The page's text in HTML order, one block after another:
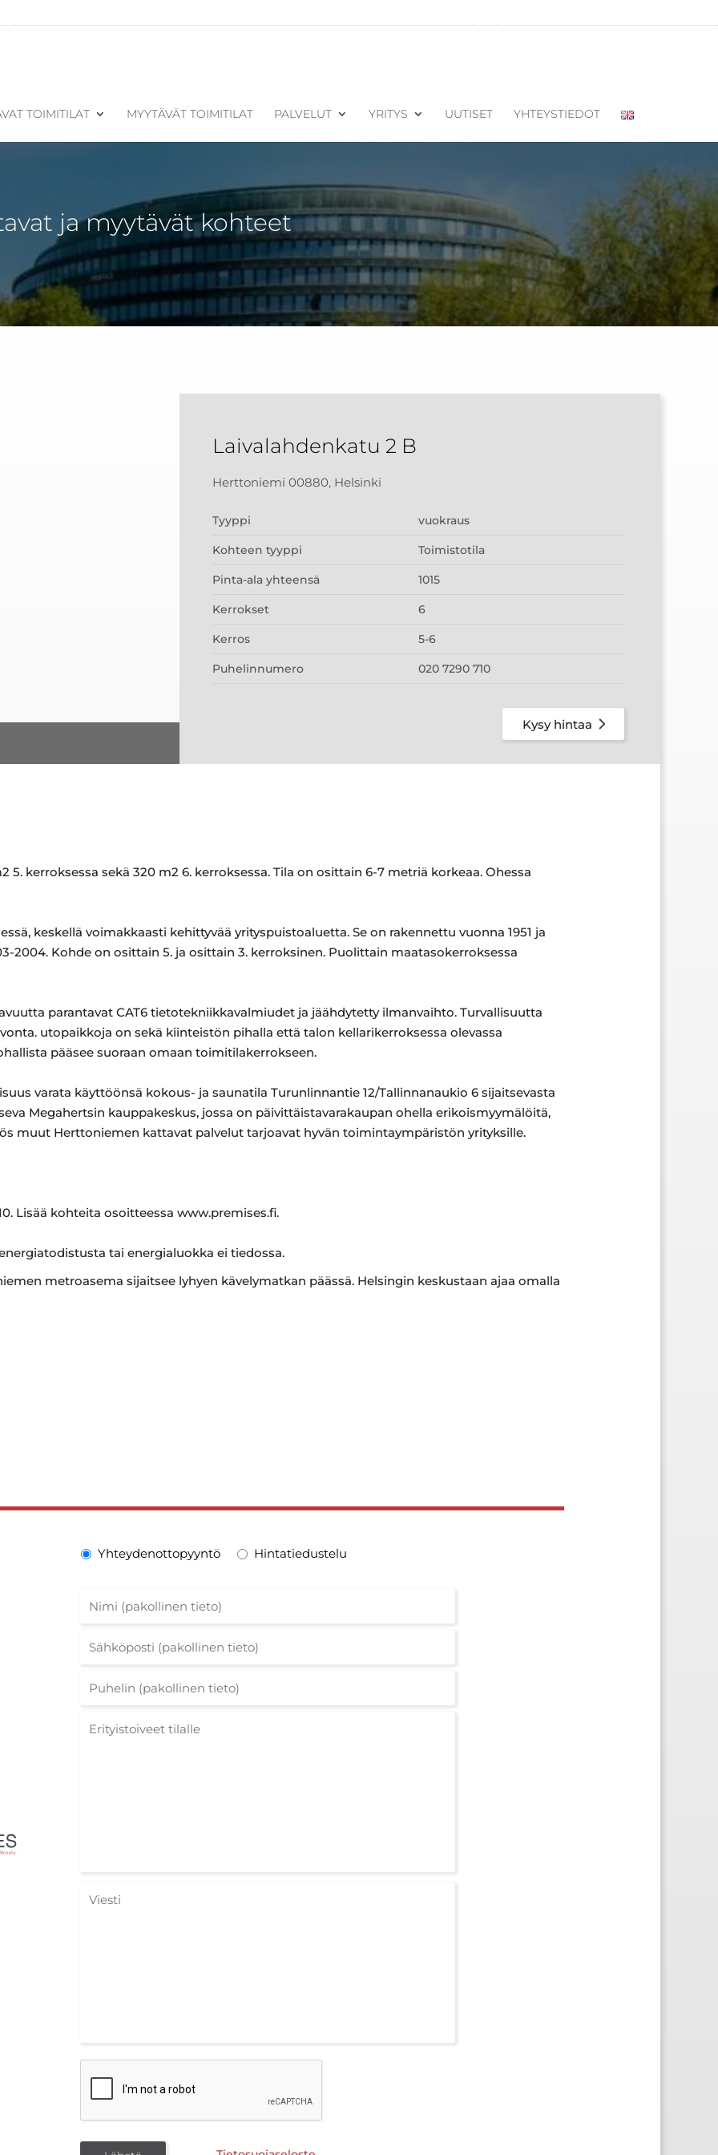
TOIMITILAT MYYTÄVÄT TOIMITILAT PALVELUT YRITYS UUTISET YHTEYSTIEDOT
ja myytävät kohteet
Laivalahdenkatu 2 B
Herttoniemi 00880, Helsinki
Tyyppi vuokraus
Kohteen tyyppi Toimistotila
Pinta-ala yhteensä 1015
Kerrokset 6
Kerros 5-6
Puhelinnumero 020 7290 710
Kysy hintaa
kerroksessa sekä 320 m2 6. kerroksessa. Tila on osittain 6-7 metriä korkeaa. Ohessa
keskellä voimakkaasti kehittyvää yrityspuistoaluetta. Se on rakennettu vuonna 1951 ja
2004. Kohde on osittain 5. ja osittain 3. kerroksinen. Puolittain maatasokerroksessa
parantavat CAT6 tietotekniikkavalmiudet ja jäähdytetty ilmanvaihto. Turvallisuutta
utopaikkoja on sekä kiinteistön pihalla että talon kellarikerroksessa olevassa
pääsee suoraan omaan toimitilakerrokseen.
varata käyttöönsä kokous- ja saunatila Turunlinnantie 12/Tallinnanaukio 6 sijaitsevasta
Megahertsin kauppakeskus, jossa on päivittäistavarakaupan ohella erikoismyymälöitä,
muut Herttoniemen kattavat palvelut tarjoavat hyvän toimintaympäristön yrityksille.
Lisää kohteita osoitteessa www.premises.fi.
tai energialuokka ei tiedossa.
metroasema sijaitsee lyhyen kävelymatkan päässä. Helsingin keskustaan ajaa omalla
Yhteydenottopyyntö Hintatiedustelu